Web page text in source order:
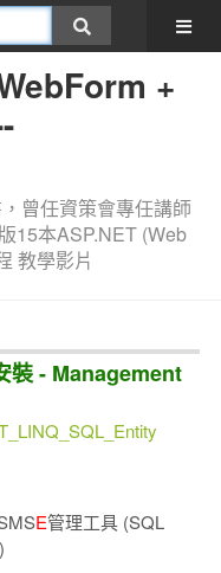
+
曾任資策會專任講師
15本ASP.NET (Web
教學影片
裝 - Management
E管理工具 (SQL
)